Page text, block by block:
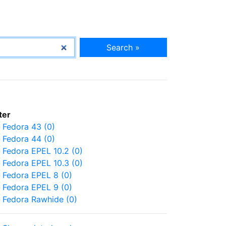
Search »
Fedora 43 (0)
Fedora 44 (0)
Fedora EPEL 10.2 (0)
Fedora EPEL 10.3 (0)
Fedora EPEL 8 (0)
Fedora EPEL 9 (0)
Fedora Rawhide (0)